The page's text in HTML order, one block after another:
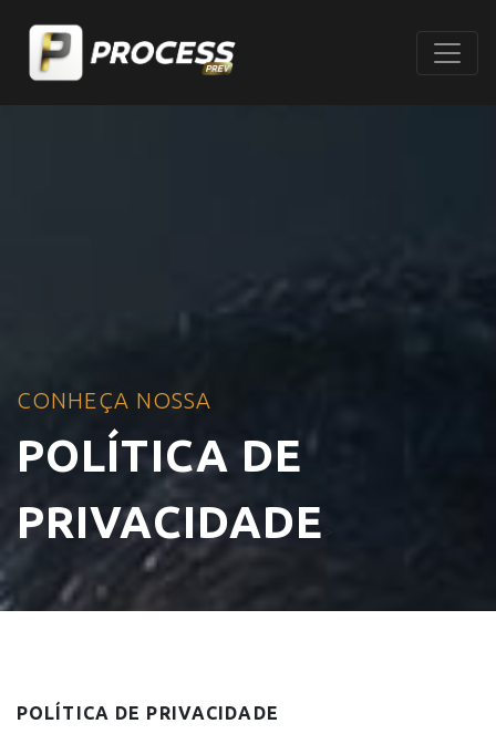
CONHEÇA NOSSA
POLÍTICA DE
PRIVACIDADE
POLÍTICA DE PRIVACIDADE